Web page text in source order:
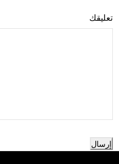
تعليقك
إرسال